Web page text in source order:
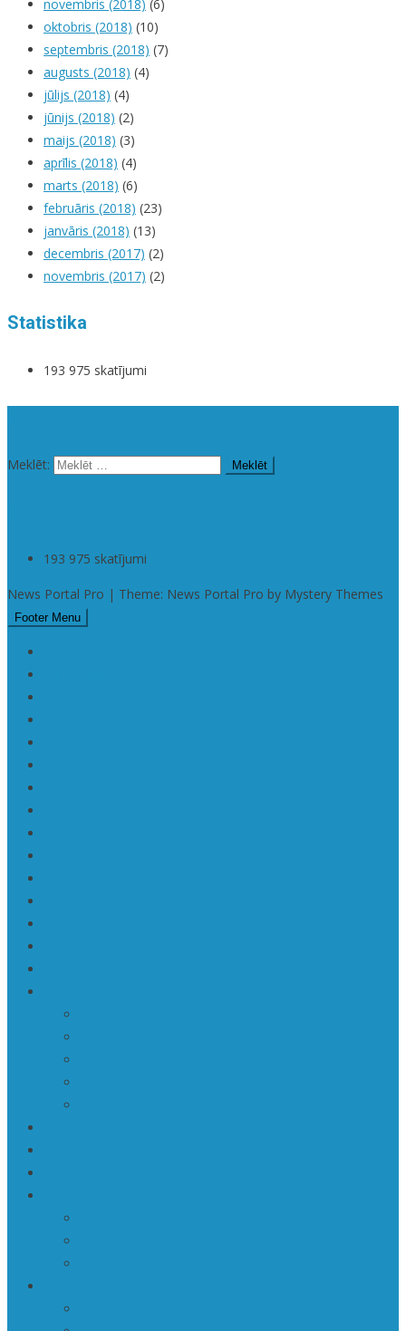
novembris (2018) (6)
oktobris (2018) (10)
septembris (2018) (7)
augusts (2018) (4)
jūlijs (2018) (4)
jūnijs (2018) (2)
maijs (2018) (3)
aprīlis (2018) (4)
marts (2018) (6)
februāris (2018) (23)
janvāris (2018) (13)
decembris (2017) (2)
novembris (2017) (2)
Statistika
193 975 skatījumi
Meklēt:
193 975 skatījumi
News Portal Pro | Theme: News Portal Pro by Mystery Themes
Footer Menu